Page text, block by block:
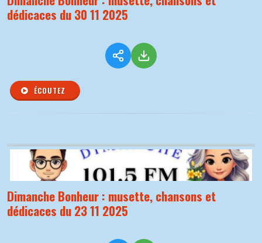
dédicaces du 30 11 2025
ÉCOUTEZ
Dimanche Bonheur : musette, chansons et
dédicaces du 23 11 2025